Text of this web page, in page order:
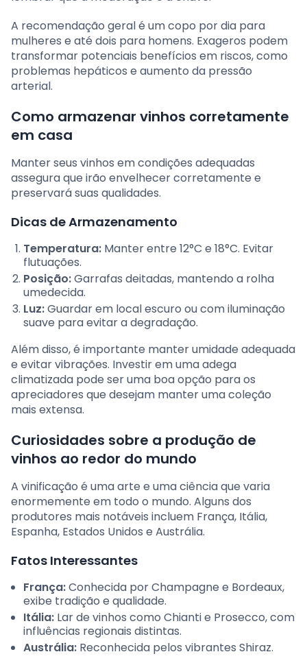
A recomendação geral é um copo por dia para
mulheres e até dois para homens. Exageros podem
transformar potenciais benefícios em riscos, como
problemas hepáticos e aumento da pressão
arterial.
Como armazenar vinhos corretamente
em casa
Manter seus vinhos em condições adequadas
assegura que irão envelhecer corretamente e
preservará suas qualidades.
Dicas de Armazenamento
Temperatura: Manter entre 12°C e 18°C. Evitar
flutuações.
Posição:Garrafas deitadas, mantendo a rolha
umedecida.
Luz:Guardar em local escuro ou com iluminação
suave para evitar a degradação.
Além disso, é importante manter umidade adequada
e evitar vibrações. Investir em uma adega
climatizada pode ser uma boa opção para os
apreciadores que desejam manter uma coleção
mais extensa.
Curiosidades sobre a produção de
vinhos ao redor do mundo
A vinificação é uma arte e uma ciência que varia
enormemente em todo o mundo. Alguns dos
produtores mais notáveis incluem França, Itália,
Espanha, Estados Unidos e Austrália.
Fatos Interessantes
França:Conhecida por Champagne e Bordeaux,
exibe tradição e qualidade.
Itália: Lar de vinhos como Chianti e Prosecco, com
influências regionais distintas.
Austrália: Reconhecida pelos vibrantes Shiraz.